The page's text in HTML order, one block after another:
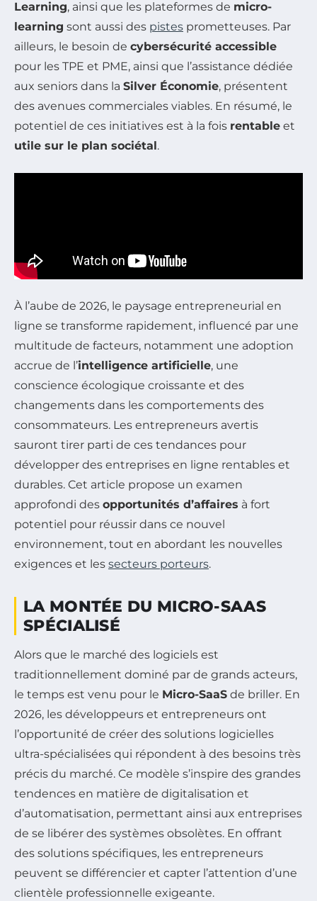
Learning, ainsi que les plateformes de micro-
learning sont aussi des pistes prometteuses. Par
ailleurs, le besoin de cybersécurité accessible
pour les TPE et PME, ainsi que l’assistance dédiée
aux seniors dans la Silver Économie, présentent
des avenues commerciales viables. En résumé, le
potentiel de ces initiatives est à la fois rentable et
utile sur le plan sociétal .
À l’aube de 2026, le paysage entrepreneurial en
ligne se transforme rapidement, influencé par une
multitude de facteurs, notamment une adoption
accrue de l’intelligence artificielle, une
conscience écologique croissante et des
changements dans les comportements des
consommateurs. Les entrepreneurs avertis
sauront tirer parti de ces tendances pour
développer des entreprises en ligne rentables et
durables. Cet article propose un examen
approfondi des opportunités d’affaires à fort
potentiel pour réussir dans ce nouvel
environnement, tout en abordant les nouvelles
exigences et les secteurs porteurs.
LA MONTÉE DU MICRO-SAAS
SPÉCIALISÉ
Alors que le marché des logiciels est
traditionnellement dominé par de grands acteurs,
le temps est venu pour le Micro-SaaS de briller. En
2026, les développeurs et entrepreneurs ont
l’opportunité de créer des solutions logicielles
ultra-spécialisées qui répondent à des besoins très
précis du marché. Ce modèle s’inspire des grandes
tendences en matière de digitalisation et
d’automatisation, permettant ainsi aux entreprises
de se libérer des systèmes obsolètes. En offrant
des solutions spécifiques, les entrepreneurs
peuvent se différencier et capter l’attention d’une
clientèle professionnelle exigeante.